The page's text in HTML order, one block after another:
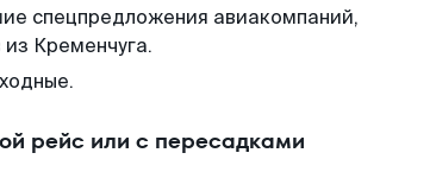
спецпредложения авиакомпаний,
Кременчуга.
рейс или с пересадками